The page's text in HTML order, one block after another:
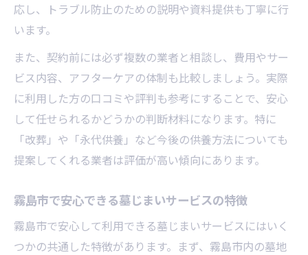
応し、トラブル防止のための説明や資料提供も丁寧に行
います。
また、契約前には必ず複数の業者と相談し、費用やサー
ビス内容、アフターケアの体制も比較しましょう。実際
に利用した方の口コミや評判も参考にすることで、安心
して任せられるかどうかの判断材料になります。特に
「改葬」や「永代供養」など今後の供養方法についても
提案してくれる業者は評価が高い傾向にあります。
霧島市で安心できる墓じまいサービスの特徴
霧島市で安心して利用できる墓じまいサービスにはいく
つかの共通した特徴があります。まず、霧島市内の墓地